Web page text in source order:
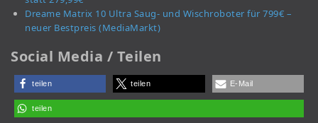
Dreame Matrix 10 Ultra Saug- und Wischroboter für 799€ –
neuer Bestpreis (MediaMarkt)
Social Media / Teilen
teilen teilen E-Mail
teilen